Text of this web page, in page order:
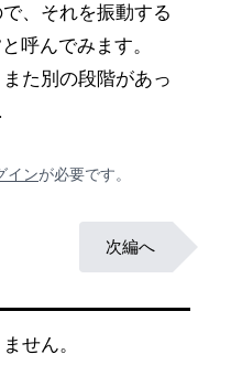
、それを振動する
呼んでみます。
た別の段階があっ
インが必要です。
次編へ
せん。